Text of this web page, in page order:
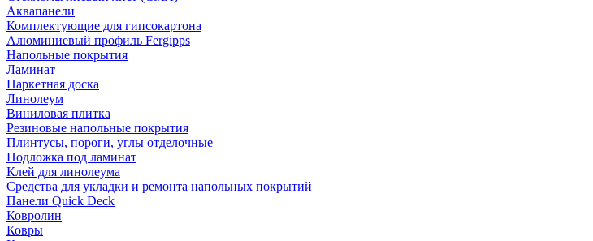
Аквапанели
Комплектующие для гипсокартона
Алюминиевый профиль Fergipps
Напольные покрытия
Ламинат
Паркетная доска
Линолеум
Виниловая плитка
Резиновые напольные покрытия
Плинтусы, пороги, углы отделочные
Подложка под ламинат
Клей для линолеума
Средства для укладки и ремонта напольных покрытий
Панели Quick Deck
Ковролин
Ковры